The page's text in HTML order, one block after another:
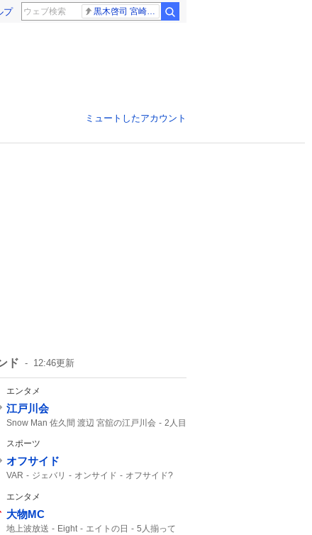
プ 黒木啓司 宮崎麗果
ミュートしたアカウント
ド 12:46更新
エンタメ
江戸川会
Snow Man 佐久間 渡辺 宮舘の江戸川会
2人目
スポーツ
オフサイド
VAR ジェバリ オンサイド
オフサイド?
エンタメ
大物MC
地上波放送 Eight エイトの日
5人揃って